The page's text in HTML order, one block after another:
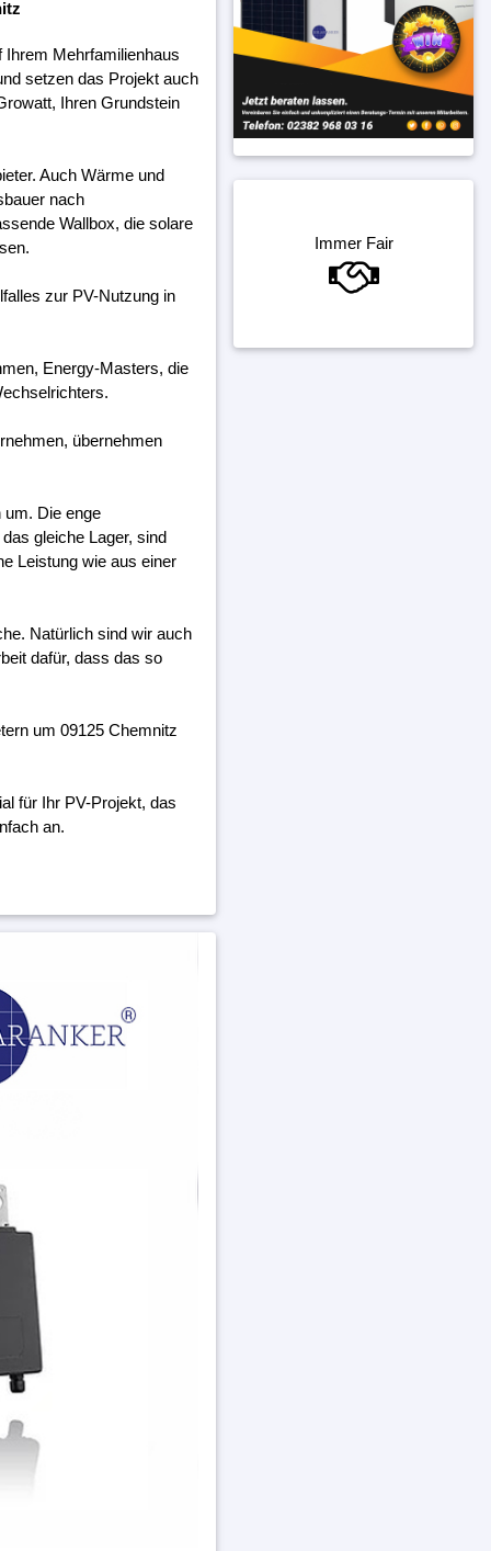
Ihrem Mehrfamilienhaus
setzen das Projekt auch
Ihren Grundstein
Auch Wärme und
nach
Wallbox, die solare
zur PV-Nutzung in
Energy-Masters, die
übernehmen
um. Die enge
gleiche Lager, sind
Leistung wie aus einer
Natürlich sind wir auch
dafür, dass das so
um 09125 Chemnitz
für Ihr PV-Projekt, das
an.
Immer Fair